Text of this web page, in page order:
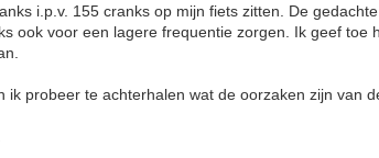
i.p.v. 155 cranks op mijn fiets zitten. De
ook voor een lagere frequentie zorgen. Ik geef toe
ik probeer te achterhalen wat de oorzaken zijn van